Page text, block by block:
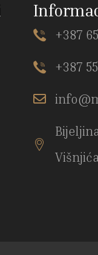
+387
+387